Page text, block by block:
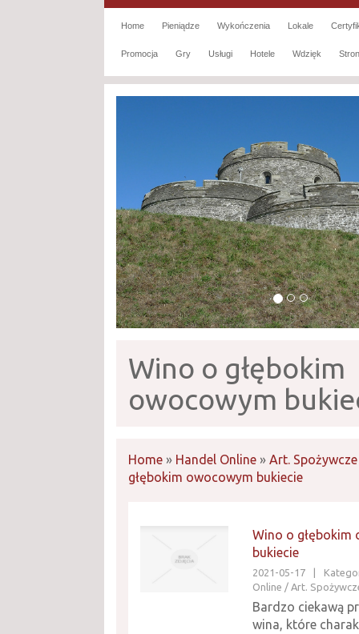
Home Pieniądze Wykończenia Lokale
Promocja Gry Usługi Hotele Wdzięk
Wino o głębokim
owocowym
Home » Handel Online » Art. Spożywcze
głębokim owocowym bukiecie
Wino o głębokim
bukiecie
2021-05-17
Online / Art.
Bardzo ciekawą
wina, które